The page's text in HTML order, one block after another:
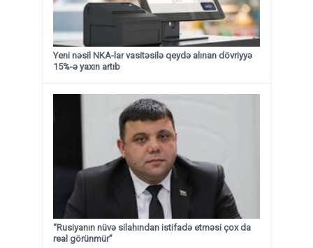
Yeni nəsil NKA-lar vasitəsilə qeydə alınan dövriyyə
15%-ə yaxın artıb
“Rusiyanın nüvə silahından istifadə etməsi çox da
real görünmür”